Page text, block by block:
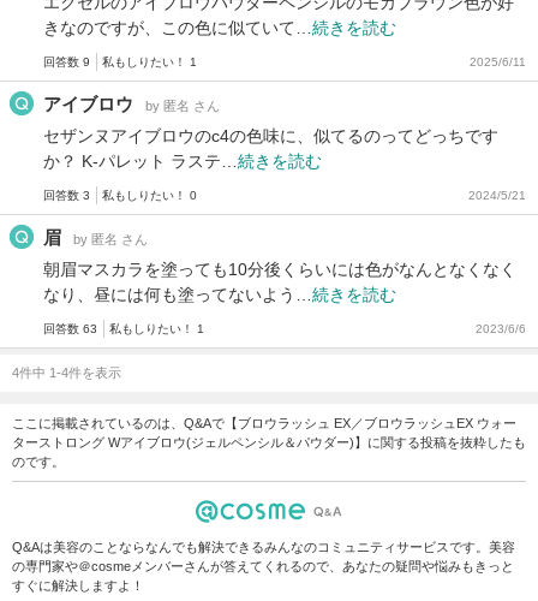
きなのですが、この色に似ていて… 続きを読む
回答数 9 私もしりたい！ 1 2025/6/11
アイブロウ by 匿名 さん
セザンヌアイブロウのc4の色味に、似てるのってどっちです
か？ K-パレット ラステ… 続きを読む
回答数 3 私もしりたい！ 0 2024/5/21
眉 by 匿名 さん
朝眉マスカラを塗っても10分後くらいには色がなんとなくなく
なり、昼には何も塗ってないよう… 続きを読む
回答数 63 私もしりたい！ 1 2023/6/6
4件中 1-4件を表示
ここに掲載されているのは、Q&Aで【ブロウラッシュ EX／ブロウラッシュEX ウォー
ターストロング Wアイブロウ(ジェルペンシル＆パウダー)】に関する投稿を抜粋したも
のです。
Q&Aは美容のことならなんでも解決できるみんなのコミュニティサービスです。美容
の専門家や＠cosmeメンバーさんが答えてくれるので、あなたの疑問や悩みもきっと
すぐに解決しますよ！